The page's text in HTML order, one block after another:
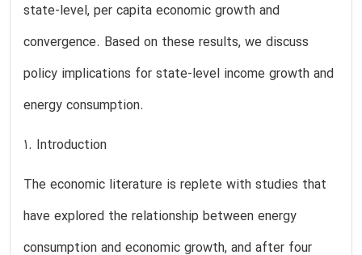
state-level, per capita economic growth and
convergence. Based on these results, we discuss
policy implications for state-level income growth and
energy consumption.
1. Introduction
The economic literature is replete with studies that
have explored the relationship between energy
consumption and economic growth, and after four